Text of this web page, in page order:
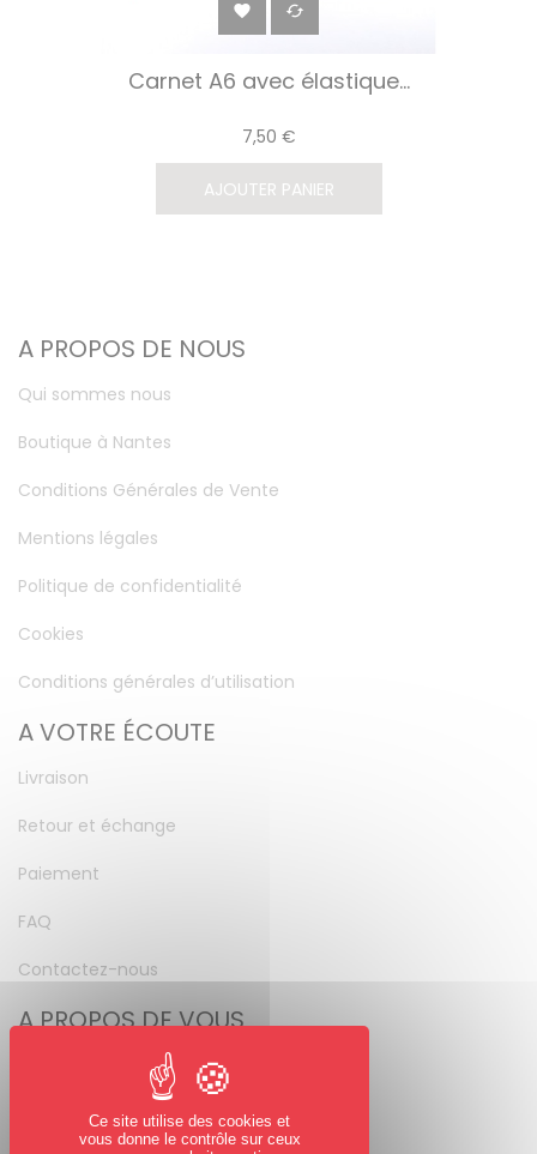
 
Carnet A6 avec élastique...
7,50 €
AJOUTER PANIER
A PROPOS DE NOUS
Qui sommes nous
Boutique à Nantes
Conditions Générales de Vente
Mentions légales
Politique de confidentialité
Cookies
Conditions générales d’utilisation
A VOTRE ÉCOUTE
Livraison
Retour et échange
Paiement
FAQ
Contactez-nous
A PROPOS DE VOUS
Mot de passe perdu
Ce site utilise des cookies et
vous donne le contrôle sur ceux